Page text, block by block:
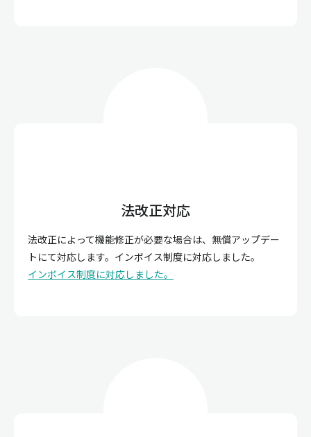
法改正対応
法改正によって機能修正が必要な場合は、無償アップデー
トにて対応します。インボイス制度に対応しました。
インボイス制度に対応しました。